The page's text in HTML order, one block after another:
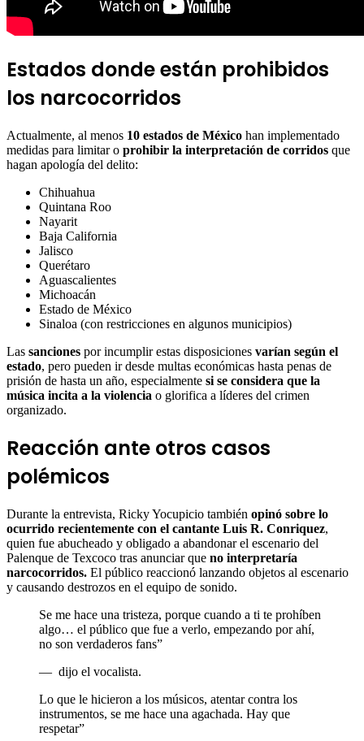
Estados donde están prohibidos
los narcocorridos
Actualmente, al menos 10 estados de México han implementado
medidas para limitar o prohibir la interpretación de corridos que
hagan apología del delito:
Chihuahua
Quintana Roo
Nayarit
Baja California
Jalisco
Querétaro
Aguascalientes
Michoacán
Estado de México
Sinaloa (con restricciones en algunos municipios)
Las sanciones por incumplir estas disposiciones varían según el
estado, pero pueden ir desde multas económicas hasta penas de
prisión de hasta un año, especialmente si se considera que la
música incita a la violencia o glorifica a líderes del crimen
organizado.
Reacción ante otros casos
polémicos
Durante la entrevista, Ricky Yocupicio también opinó sobre lo
ocurrido recientemente con el cantante Luis R. Conriquez,
quien fue abucheado y obligado a abandonar el escenario del
Palenque de Texcoco tras anunciar que no interpretaría
narcocorridos. El público reaccionó lanzando objetos al escenario
y causando destrozos en el equipo de sonido.
Se me hace una tristeza, porque cuando a ti te prohíben
algo… el público que fue a verlo, empezando por ahí,
no son verdaderos fans”
— dijo el vocalista.
Lo que le hicieron a los músicos, atentar contra los
instrumentos, se me hace una agachada. Hay que
respetar”